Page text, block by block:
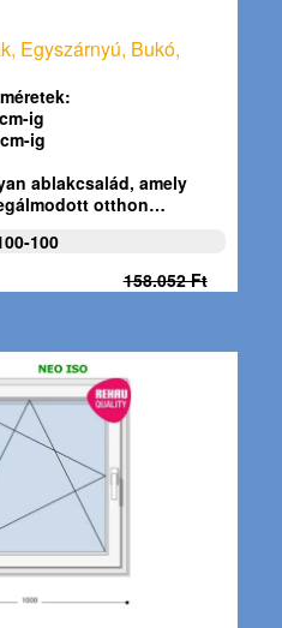
Egyszárnyú, Bukó,
ig
ig
ablakcsalád, amely
otthon…
100
158.052 Ft